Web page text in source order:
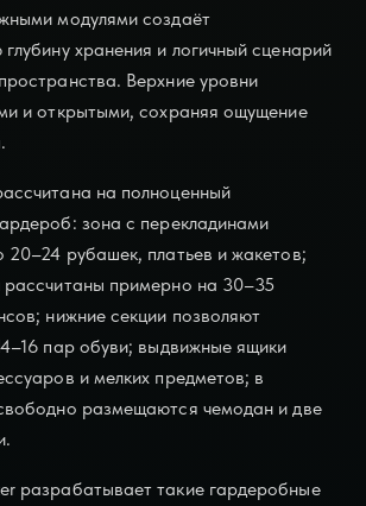
модулями создаёт
хранения и логичный сценарий
Верхние уровни
и открытыми, сохраняя ощущение
на полноценный
зона с перекладинами
20–24 рубашек, платьев и жакетов;
рассчитаны примерно на 30–35
нижние секции позволяют
пар обуви; выдвижные ящики
и мелких предметов; в
размещаются чемодан и две
разрабатывает такие гардеробные